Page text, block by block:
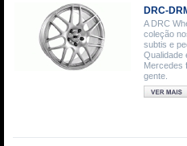
DRC-
A DRC
coleção
subtis e
Qualidade
Mercedes
gente.